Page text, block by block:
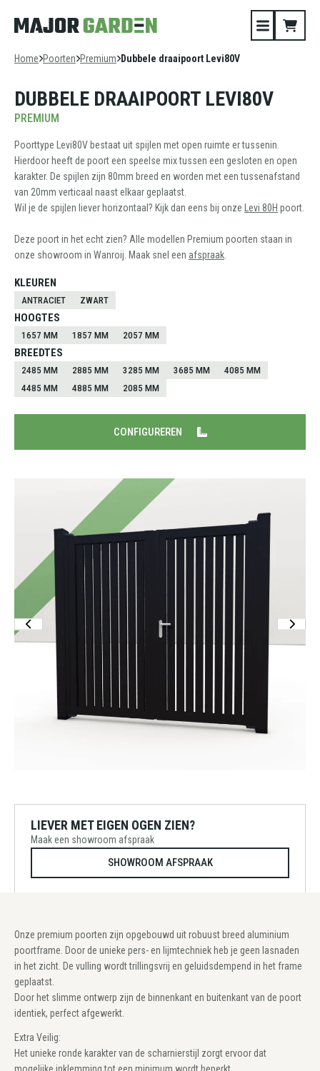
Home Poorten Premium Dubbele draaipoort Levi80V
DUBBELE DRAAIPOORT LEVI80V
PREMIUM
Poorttype Levi80V bestaat uit spijlen met open ruimte er tussenin.
Hierdoor heeft de poort een speelse mix tussen een gesloten en open
karakter. De spijlen zijn 80mm breed en worden met een tussenafstand
van 20mm verticaal naast elkaar geplaatst.
Wil je de spijlen liever horizontaal? Kijk dan eens bij onze
Levi 80H poort.
Deze poort in het echt zien? Alle modellen Premium poorten staan in
onze showroom in Wanroij. Maak snel een afspraak
KLEUREN
ANTRACIET ZWART
HOOGTES
1657 MM 1857 MM 2057 MM
BREEDTES
2485 MM 2885 MM 3285 MM 3685 MM
4085 MM
4485 MM
4885 MM 2085 MM
CONFIGUREREN
LIEVER MET EIGEN OGEN ZIEN?
Maak een showroom afspraak
SHOWROOM AFSPRAAK
Onze premium poorten zijn opgebouwd uit robuust breed aluminium
poortframe. Door de unieke pers- en lijmtechniek heb je geen lasnaden
in het zicht. De vulling wordt trillingsvrij en geluidsdempend in het frame
geplaatst.
Door het slimme ontwerp zijn de binnenkant en buitenkant van de poort
identiek, perfect afgewerkt.
Extra Veilig:
Het unieke ronde karakter van de scharnierstijl zorgt ervoor dat